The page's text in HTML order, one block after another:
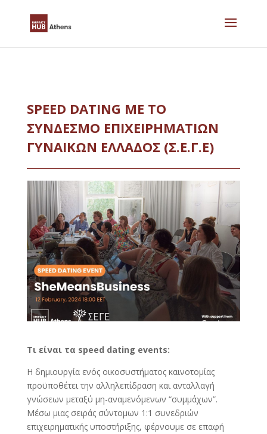
SPEED DATING ΜΕ ΤΟ
ΣΎΝΔΕΣΜΟ ΕΠΙΧΕΙΡΗΜΑΤΙΏΝ
ΓΥΝΑΙΚΏΝ ΕΛΛΆΔΟΣ (Σ.Ε.Γ.Ε)
Τι είναι τα speed dating events:
Η δημιουργία ενός οικοσυστήματος καινοτομίας
προϋποθέτει την αλληλεπίδραση και ανταλλαγή
γνώσεων μεταξύ μη-αναμενόμενων “συμμάχων”.
Μέσω μιας σειράς σύντομων 1:1 συνεδριών
επιχειρηματικής υποστήριξης, φέρνουμε σε επαφή